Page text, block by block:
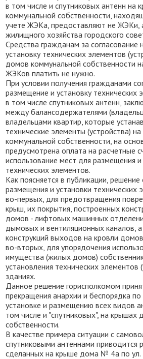
в том числе и спутниковых антенн на
коммунальной собственности,
учете ЖЭКа, предоставляют не ЖЭКи,
жилищного хозяйства городского
Средства гражданам за согласование
установку технических элементов
домов коммунальной собственности
ЖЭКов платить не нужно.
При условии получения гражданами
размещение и установку технических
в том числе спутниковых антенн,
между балансодержателями
владельцами квартир, которые
технические элементы (устройства)
коммунальной собственности, на
предусмотрена оплата на расчетные
использование мест для размещения и
технических элементов.
Как поясняется в публикации,
размещения и установки технических
во-первых, для предотвращения
крыш, их покрытия, построенных
домов - лифтовых машинных
дымовых и вентиляционных каналов,
конструкций выходов на кровли
во-вторых, для упорядочения
имущества (жилых домов)
установления технических элементов
зданиях.
Данное решение горисполкомом
прекращения анархии и беспорядка
установке и размещению всех видов
том числе и "спутниковых", на крышах
собственности.
В качестве примера ситуации с
спутниковыми антеннами приводится
сделанных на крыше дома № 4а по ул.